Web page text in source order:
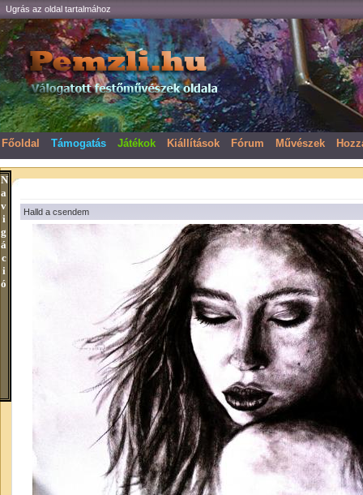
N
a
v
i
g
á
c
i
ó
Ugrás az oldal tartalmához
Főoldal Támogatás Játékok Kiállítások Fórum Művészek
Halld a csendem